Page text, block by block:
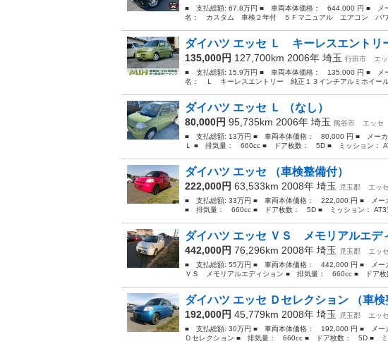
■ 支払総額: 67.8万円 ■ 車両本体価格： 644,000 円 ■
名： カスタム 車検２年付 ５Ｆマニュアル エアコン パワ
ダイハツ エッセ Ｌ キーレスエント
135,000円 127,700km 2006年 埼玉 行田市
エ
■ 支払総額: 15.9万円 ■ 車両本体価格： 135,000 円 ■
名： Ｌ キーレスエントリー 純正１３インチアルミホイー
ダイハツ エッセ Ｌ （なし）
80,000円 95,735km 2006年 埼玉 熊谷市
エッセ
■ 支払総額: 13万円 ■ 車両本体価格： 80,000 円 ■ メー
Ｌ ■ 排気量： 660cc ■ ドア枚数： 5D ■ ミッション：
ダイハツ エッセ （車検整備付）
222,000円 63,533km 2008年 埼玉 児玉郡
エッセ
■ 支払総額: 33万円 ■ 車両本体価格： 222,000 円 ■ メ
■ 排気量： 660cc ■ ドア枚数： 5D ■ ミッション： AT3
ダイハツ エッセ ＶＳ メモリアルエデ
442,000円 76,296km 2008年 埼玉 児玉郡
エッセ
■ 支払総額: 55万円 ■ 車両本体価格： 442,000 円 ■ メ
ＶＳ メモリアルエディション ■ 排気量： 660cc ■ ドア
ダイハツ エッセ Ｄセレクション （車検
192,000円 45,779km 2008年 埼玉 児玉郡
エッセ
■ 支払総額: 30万円 ■ 車両本体価格： 192,000 円 ■ メ
Ｄセレクション ■ 排気量： 660cc ■ ドア枚数： 5D ■ ミ